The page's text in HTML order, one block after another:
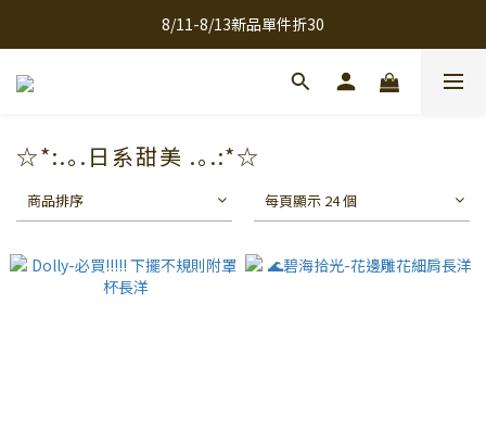
全館滿千免運
8/11-8/13新品單件折30
☆*:.｡.日系甜美 .｡.:*☆
商品排序 每頁顯示 24 個